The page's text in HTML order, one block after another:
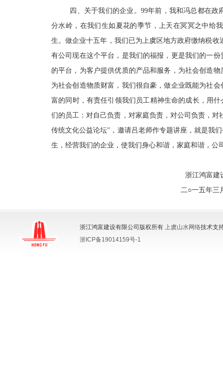
四 、关于我们的企业。99年前，我和冯总都在
分水岭，在我们生如夏花的季节，上天在冥冥之中给
生。做企业十五年，我们已为上虞区地方政府缴纳税
有公司现在这个平台，是我们的福报，更是我们的一
的平台，为客户提供优质的产品和服务，为社会创造
为社会创造物质财富，我们很自豪，做企业既能为社
富的同时，有责任引领我们员工精神生命的成长，用
们的员工：对自己负责，对家庭负责，对公司负责，
传统文化公益论坛”，邀请吕老师作专题讲座，就是我
生，经营我们的企业，使我们身心和谐，家庭和谐，
浙江鸿富建设有限
二○一五年三
浙江鸿富建设有限公司版权所有 上虞山水网络技术支
浙ICP备19014159号-1